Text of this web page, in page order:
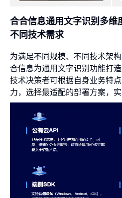
合合信息通用文字识别多维
不同技术需求
为满足不同规模、不同技术架
合信息为通用文字识别功能打
技术决策者可根据自身业务特
力，选择最适配的部署方案，